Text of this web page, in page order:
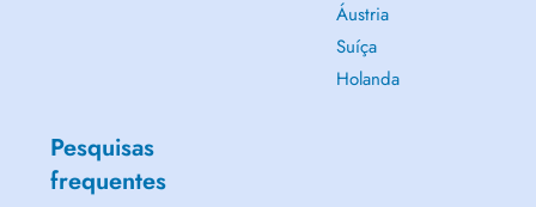
Áustria
Suíça
Holanda
Pesquisas
frequentes